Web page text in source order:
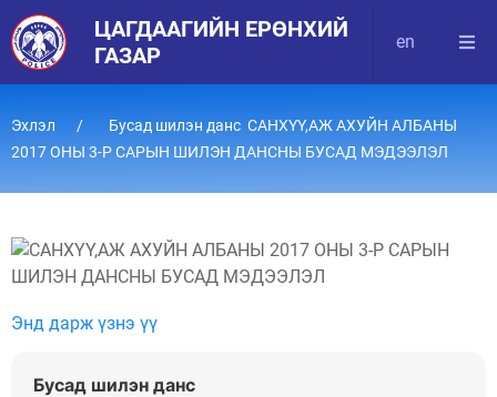
ЦАГДААГИЙН ЕРӨНХИЙ
ГАЗАР
en
Эхлэл
Бусад шилэн данс САНХҮҮ,АЖ АХУЙН АЛБАНЫ
2017 ОНЫ 3-Р САРЫН ШИЛЭН ДАНСНЫ БУСАД МЭДЭЭЛЭЛ
Энд дарж үзнэ үү
Бусад шилэн данс